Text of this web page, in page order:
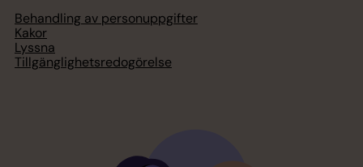
Behandling av personuppgifter
Kakor
Lyssna
Tillgänglighetsredogörelse